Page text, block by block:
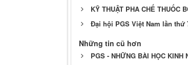
KỸ THUẬT PHA CHẾ THUỐC
Đại hội PGS Việt Nam lần
Những tin cũ hơn
PGS - NHỮNG BÀI HỌC KINH